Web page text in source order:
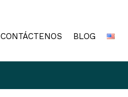
CONTÁCTENOS BLOG